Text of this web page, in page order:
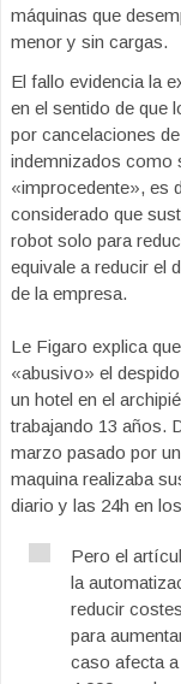
máquinas que
menor y sin cargas.
El fallo evidencia la
en el sentido de que
por cancelaciones
indemnizados como
«improcedente», es
considerado que
robot solo para
equivale a reducir el
de la empresa.
Le Figaro explica
«abusivo» el
un hotel en el
trabajando 13 años.
marzo pasado por
maquina realizaba
diario y las 24h en
Pero el
la
reducir
para
caso afecta